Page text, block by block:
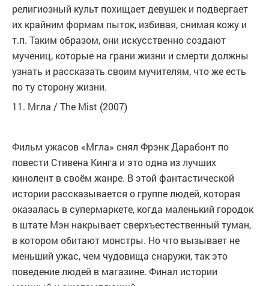
религиозный культ похищает девушек и подвергает
их крайним формам пыток, избивая, снимая кожу и
т.п. Таким образом, они искусственно создают
мучениц, которые на грани жизни и смерти должны
узнать и рассказать своим мучителям, что же есть
по ту сторону жизни.
11. Мгла / The Mist (2007)
Фильм ужасов «Мгла» снял Фрэнк Дарабонт по
повести Стивена Кинга и это одна из лучших
кинолент в своём жанре. В этой фантастической
истории рассказывается о группе людей, которая
оказалась в супермаркете, когда маленький городок
в штате Мэн накрывает сверхъестественный туман,
в котором обитают монстры. Но что вызывает не
меньший ужас, чем чудовища снаружи, так это
поведение людей в магазине. Финал истории